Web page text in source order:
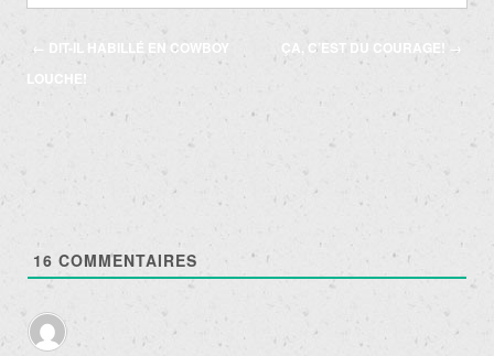
Navigation
des
articles
← DIT-IL HABILLÉ EN COWBOY
LOUCHE!
ÇA, C’EST DU COURAGE! →
16 COMMENTAIRES